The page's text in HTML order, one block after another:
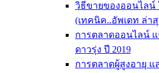
วิธีขายของออนไลน์
(เทคนิค..อัพเดท ล่า
การตลาดออนไลน์ แ
ดาวรุ่ง ปี 2019
การตลาดผู้สูงอายุ แ